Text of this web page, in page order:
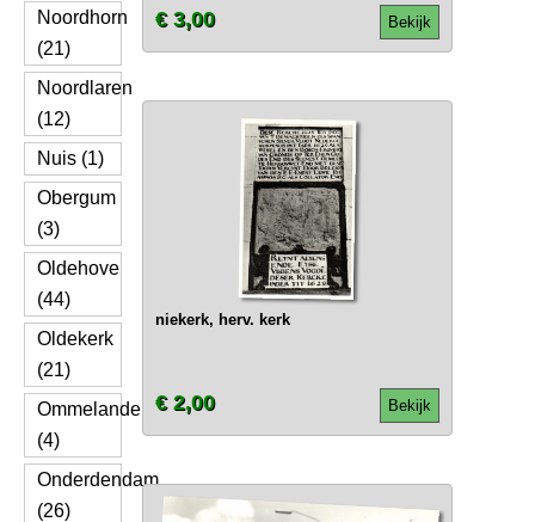
Noordhorn
(21)
Noordlaren
(12)
Nuis (1)
Obergum
(3)
Oldehove
(44)
Oldekerk
(21)
Ommelanderwijk
(4)
Onderdendam
(26)
Bekijk
€ 3,00
niekerk, herv. kerk
Bekijk
€ 2,00